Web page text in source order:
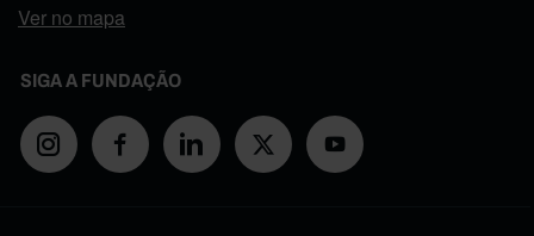
Ver no mapa
SIGA A FUNDAÇÃO